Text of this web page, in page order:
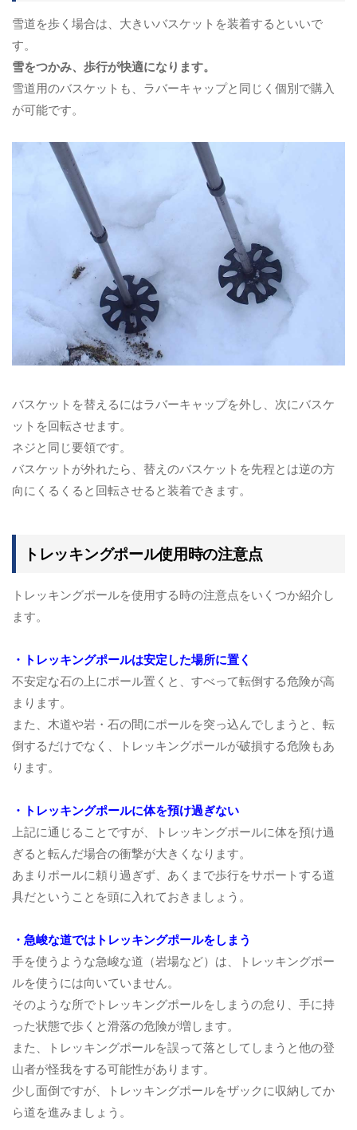
雪道を歩く場合は、大きいバスケットを装着するといいで
す。
雪をつかみ、歩行が快適になります。
雪道用のバスケットも、ラバーキャップと同じく個別で購入
が可能です。
バスケットを替えるにはラバーキャップを外し、次にバスケ
ットを回転させます。
ネジと同じ要領です。
バスケットが外れたら、替えのバスケットを先程とは逆の方
向にくるくると回転させると装着できます。
トレッキングポール使用時の注意点
トレッキングポールを使用する時の注意点をいくつか紹介し
ます。
・トレッキングポールは安定した場所に置く
不安定な石の上にポール置くと、すべって転倒する危険が高
まります。
また、木道や岩・石の間にポールを突っ込んでしまうと、転
倒するだけでなく、トレッキングポールが破損する危険もあ
ります。
・トレッキングポールに体を預け過ぎない
上記に通じることですが、トレッキングポールに体を預け過
ぎると転んだ場合の衝撃が大きくなります。
あまりポールに頼り過ぎず、あくまで歩行をサポートする道
具だということを頭に入れておきましょう。
・急峻な道ではトレッキングポールをしまう
手を使うような急峻な道（岩場など）は、トレッキングポー
ルを使うには向いていません。
そのような所でトレッキングポールをしまうの怠り、手に持
った状態で歩くと滑落の危険が増します。
また、トレッキングポールを誤って落としてしまうと他の登
山者が怪我をする可能性があります。
少し面倒ですが、トレッキングポールをザックに収納してか
ら道を進みましょう。